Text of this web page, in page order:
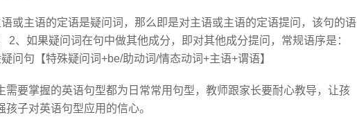
或主语的定语是疑问词，那么即是对主语或主语的定语提问，该句的语
2、如果疑问词在句中做其他成分，即对其他成分提问，常规语序是：
问句【特殊疑问词+be/助动词/情态动词+主语+谓语】
需要掌握的英语句型都为日常常用句型，教师跟家长要耐心教导，让孩
孩子对英语句型应用的信心。